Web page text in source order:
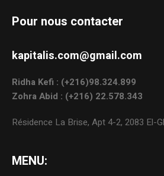
Pour nous contacter
kapitalis.com@gmail.com
Ridha Kefi : (+216)98.324.899
Zohra Abid : (+216) 22.578.343
Résidence La Brise, Apt 4-2, 2083 El-
MENU: